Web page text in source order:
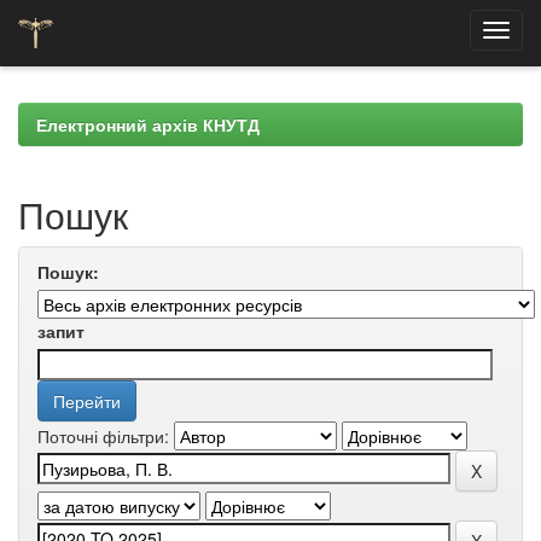
navigationЕлектронний архів КНУТД
Пошук
Пошук:
запит
Поточні фільтри: